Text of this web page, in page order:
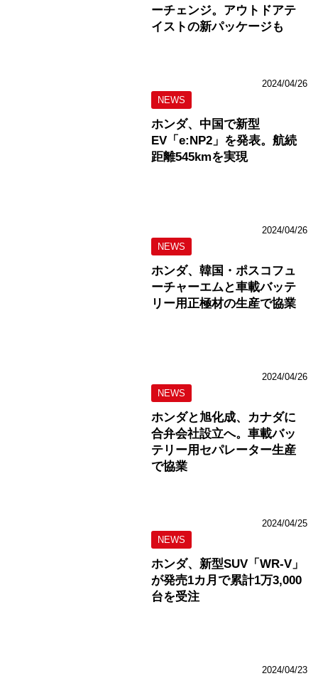
ーチェンジ。アウトドアテ
イストの新パッケージも
2024/04/26
NEWS
ホンダ、中国で新型
EV「e:NP2」を発表。航続
距離545kmを実現
2024/04/26
NEWS
ホンダ、韓国・ポスコフュ
ーチャーエムと車載バッテ
リー用正極材の生産で協業
2024/04/26
NEWS
ホンダと旭化成、カナダに
合弁会社設立へ。車載バッ
テリー用セパレーター生産
で協業
2024/04/25
NEWS
ホンダ、新型SUV「WR-V」
が発売1カ月で累計1万3,000
台を受注
2024/04/23